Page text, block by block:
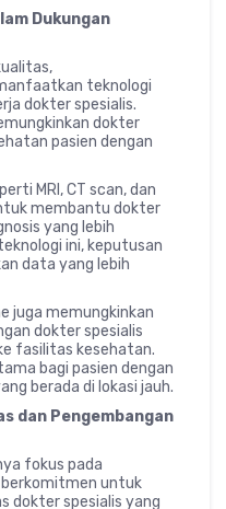
Dukungan
teknologi
dokter spesialis.
dokter
pasien dengan
MRI, CT scan, dan
membantu dokter
yang lebih
ini, keputusan
data yang lebih
juga memungkinkan
dokter spesialis
fasilitas kesehatan.
bagi pasien dengan
berada di lokasi jauh.
dan Pengembangan
fokus pada
untuk
dokter spesialis yang